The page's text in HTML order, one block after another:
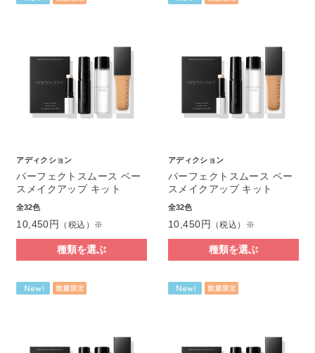
アディクション
パーフェクトスムース ベー
スメイクアップ キット
全32色
10,450円 （税込）※
種類を選ぶ
アディクション
パーフェクトスムース ベー
スメイクアップ キット
全32色
10,450円 （税込）※
種類を選ぶ